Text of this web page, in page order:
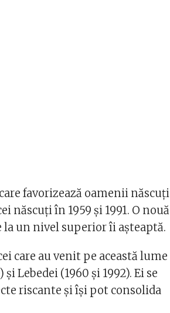
favorizează oamenii născuți
născuți în 1959 și 1991. O nouă
un nivel superior îi așteaptă.
care au venit pe această lume
Lebedei (1960 și 1992). Ei se
riscante și își pot consolida